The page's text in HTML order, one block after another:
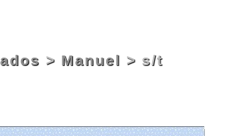
> Manuel > s/t